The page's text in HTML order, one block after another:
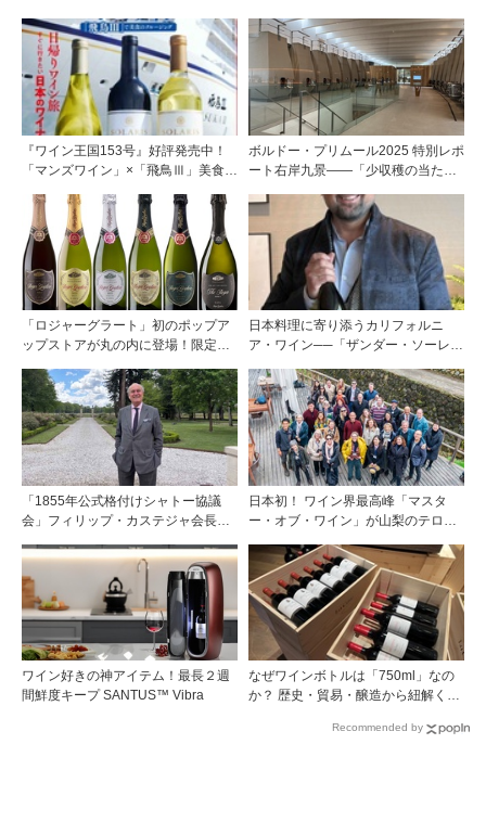
『ワイン王国153号』好評発売中！
「マンズワイン」×「飛鳥Ⅲ」美食の
ン旅 すぐに行きたい日本のワイナリ
ー」第二特集「Bordeaux Primeur
Report2025」
ボルドー・プリムール2025 特別レポ
ート右岸九景――「少収穫の当たり
ンテミリオン 有力9シャトー訪問記
「ロジャーグラート」初のポップア
ップストアが丸の内に登場！限定キ
日本料理に寄り添うカリフォルニ
ア・ワイン──「ザンダー・ソーレ
ーレン氏が語るワイン造り
「1855年公式格付けシャトー協議
会」フィリップ・カステジャ会長イ
1855年格付け、170年目の再評価
日本初！ ワイン界最高峰「マスタ
ー・オブ・ワイン」が山梨のテロワ
ワイン好きの神アイテム！最長２週
間鮮度キープ SANTUS™ Vibra
なぜワインボトルは「750ml」なの
か？ 歴史・貿易・醸造から紐解く4
Recommended by